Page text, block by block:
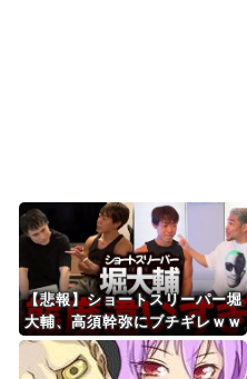
Powered by livedoor 相
【悲報】ショートスリーパー堀
大輔、高須幹弥にブチギレｗｗ
ｗｗｗ